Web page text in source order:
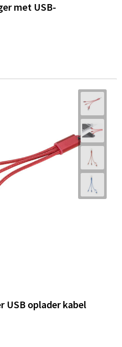
met USB-
USB oplader kabel